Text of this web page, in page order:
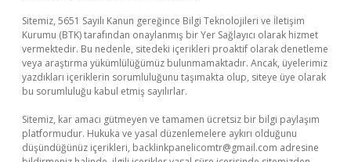
Sitemiz, 5651 Sayılı Kanun gereğince Bilgi Teknolojileri ve İletişim
Kurumu (BTK) tarafından onaylanmış bir Yer Sağlayıcı olarak hizmet
vermektedir. Bu nedenle, sitedeki içerikleri proaktif olarak denetleme
veya araştırma yükümlülüğümüz bulunmamaktadır. Ancak, üyelerimiz
yazdıkları içeriklerin sorumluluğunu taşımakta olup, siteye üye olarak
bu sorumluluğu kabul etmiş sayılırlar.
Sitemiz, kar amacı gütmeyen ve tamamen ücretsiz bir bilgi paylaşım
platformudur. Hukuka ve yasal düzenlemelere aykırı olduğunu
düşündüğünüz içerikleri, backlinkpanelicomtr@gmail.com adresine